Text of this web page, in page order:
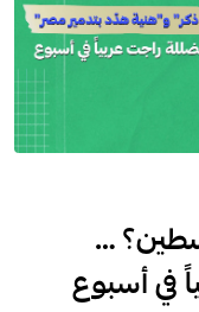
…
في أسبوع